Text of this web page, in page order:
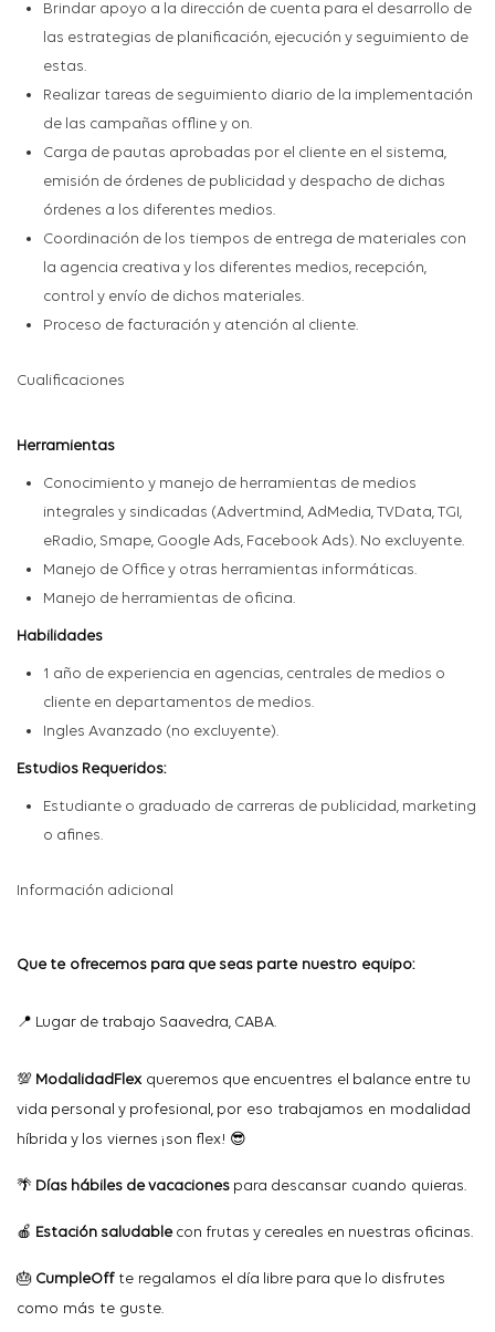
Brindar apoyo a la dirección de cuenta para el desarrollo de
las estrategias de planificación, ejecución y seguimiento de
estas.
Realizar tareas de seguimiento diario de la implementación
de las campañas offline y on.
Carga de pautas aprobadas por el cliente en el sistema,
emisión de órdenes de publicidad y despacho de dichas
órdenes a los diferentes medios.
Coordinación de los tiempos de entrega de materiales con
la agencia creativa y los diferentes medios, recepción,
control y envío de dichos materiales.
Proceso de facturación y atención al cliente.
Cualificaciones
Herramientas
Conocimiento y manejo de herramientas de medios
integrales y sindicadas (Advertmind, AdMedia, TVData, TGI,
eRadio, Smape, Google Ads, Facebook Ads). No excluyente.
Manejo de Office y otras herramientas informáticas.
Manejo de herramientas de oficina.
Habilidades
1 año de experiencia en agencias, centrales de medios o
cliente en departamentos de medios.
Ingles Avanzado (no excluyente).
Estudios Requeridos:
Estudiante o graduado de carreras de publicidad, marketing
o afines.
Información adicional
Que te ofrecemos para que seas parte nuestro equipo:
📍 Lugar de trabajo Saavedra, CABA.
💯 ModalidadFlex queremos que encuentres el balance entre tu
vida personal y profesional, por eso trabajamos en modalidad
híbrida y los viernes ¡son flex! 😎
🌴 Días hábiles devacaciones para descansar cuando quieras.
🍎 Estación saludablecon frutas y cereales en nuestras oficinas.
🎂 CumpleOff te regalamos el día libre para que lo disfrutes
como más te guste.